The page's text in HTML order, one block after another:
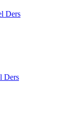
Ders
Ders